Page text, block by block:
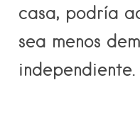
casa, podría
sea menos
independiente.